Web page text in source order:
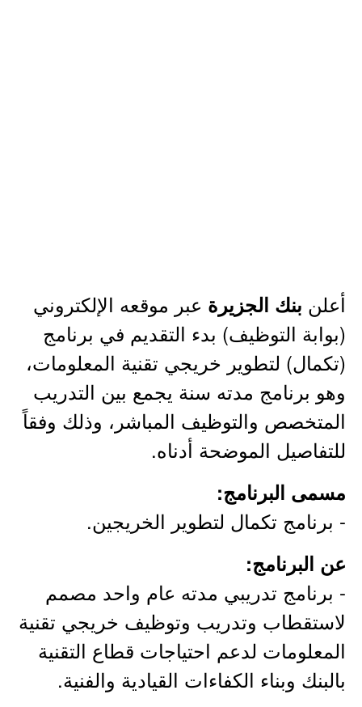
أعلن بنك الجزيرة عبر موقعه الإلكتروني
(بوابة التوظيف) بدء التقديم في برنامج
(تكمال) لتطوير خريجي تقنية المعلومات،
وهو برنامج مدته سنة يجمع بين التدريب
المتخصص والتوظيف المباشر، وذلك وفقاً
للتفاصيل الموضحة أدناه.
مسمى البرنامج:
- برنامج تكمال لتطوير الخريجين.
عن البرنامج:
- برنامج تدريبي مدته عام واحد مصمم
لاستقطاب وتدريب وتوظيف خريجي تقنية
المعلومات لدعم احتياجات قطاع التقنية
بالبنك وبناء الكفاءات القيادية والفنية.